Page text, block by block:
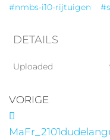
#nmbs-i10-rijtuigen
DETAILS
Uploaded
VORIGE